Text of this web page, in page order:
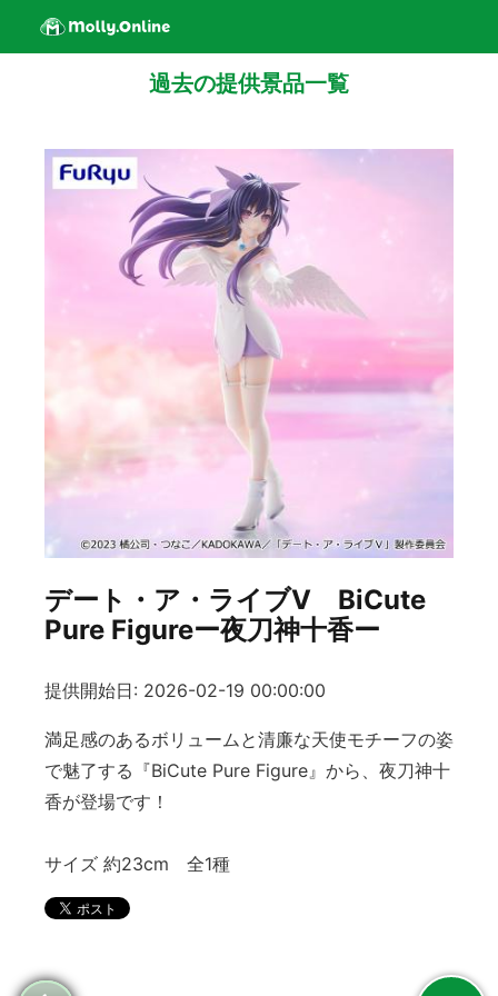
過去の提供景品一覧
デート・ア・ライブⅤ BiCute
Pure Figureー夜刀神十香ー
提供開始日: 2026-02-19 00:00:00
満足感のあるボリュームと清廉な天使モチーフの姿
で魅了する『BiCute Pure Figure』から、夜刀神十
香が登場です！
サイズ 約23cm 全1種